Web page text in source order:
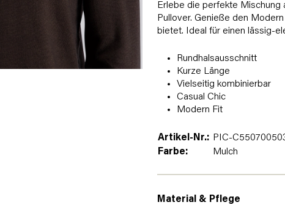
Erlebe die perfekte Mischung
Pullover. Genieße den
bietet. Ideal für einen lässig-
Rundhalsausschnitt
Kurze Länge
Vielseitig kombinierbar
Casual Chic
Modern Fit
Artikel-Nr.: PIC-
Farbe:
Mulch
Material & Pflege